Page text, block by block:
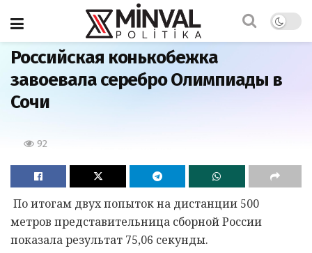
Главная
Российская конькобежка
завоевала серебро Олимпиады в
Сочи
92
По итогам двух попыток на дистанции 500
метров представительница сборной России
показала результат 75,06 секунды.